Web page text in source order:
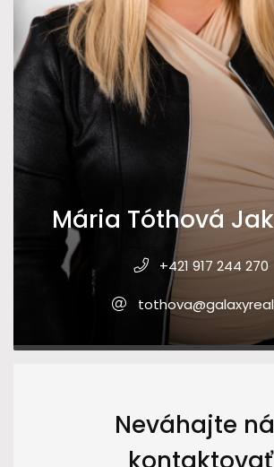
Mária Tóthová
+421 917 244 270
Neváhajte
kontaktovať